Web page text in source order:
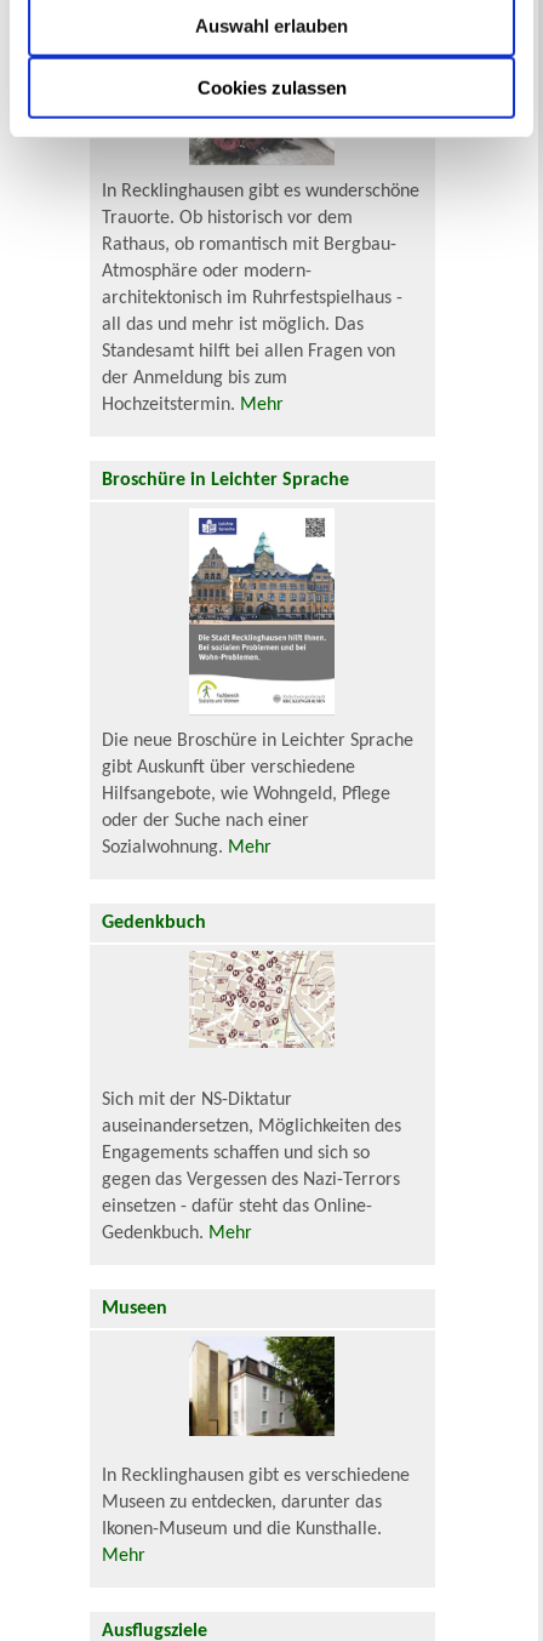
Cookies zulassen
Auswahl erlauben
In Recklinghausen gibt es wunderschöne
Trauorte. Ob historisch vor dem
Rathaus, ob romantisch mit Bergbau-
Atmosphäre oder modern-
architektonisch im Ruhrfestspielhaus -
all das und mehr ist möglich. Das
Standesamt hilft bei allen Fragen von
der Anmeldung bis zum
Hochzeitstermin. Mehr
Broschüre in Leichter Sprache
Die neue Broschüre in Leichter Sprache
gibt Auskunft über verschiedene
Hilfsangebote, wie Wohngeld, Pflege
oder der Suche nach einer
Sozialwohnung. Mehr
Gedenkbuch
Sich mit der NS-Diktatur
auseinandersetzen, Möglichkeiten des
Engagements schaffen und sich so
gegen das Vergessen des Nazi-Terrors
einsetzen - dafür steht das Online-
Gedenkbuch. Mehr
Museen
In Recklinghausen gibt es verschiedene
Museen zu entdecken, darunter das
Ikonen-Museum und die Kunsthalle.
Mehr
Ausflugsziele